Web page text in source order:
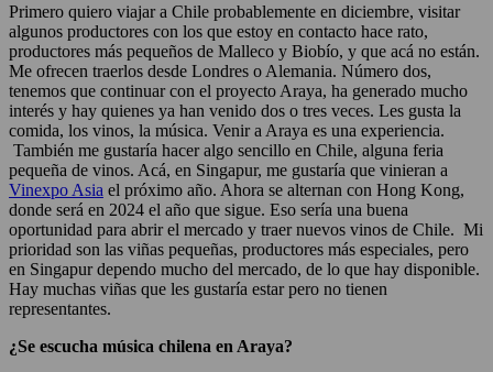
Primero quiero viajar a Chile probablemente en diciembre, visitar
algunos productores con los que estoy en contacto hace rato,
productores más pequeños de Malleco y Biobío, y que acá no están.
Me ofrecen traerlos desde Londres o Alemania. Número dos,
tenemos que continuar con el proyecto Araya, ha generado mucho
interés y hay quienes ya han venido dos o tres veces. Les gusta la
comida, los vinos, la música. Venir a Araya es una experiencia.
También me gustaría hacer algo sencillo en Chile, alguna feria
pequeña de vinos. Acá, en Singapur, me gustaría que vinieran a
Vinexpo Asia el próximo año. Ahora se alternan con Hong Kong,
donde será en 2024 el año que sigue. Eso sería una buena
oportunidad para abrir el mercado y traer nuevos vinos de Chile. Mi
prioridad son las viñas pequeñas, productores más especiales, pero
en Singapur dependo mucho del mercado, de lo que hay disponible.
Hay muchas viñas que les gustaría estar pero no tienen
representantes.
¿Se escucha música chilena en Araya?